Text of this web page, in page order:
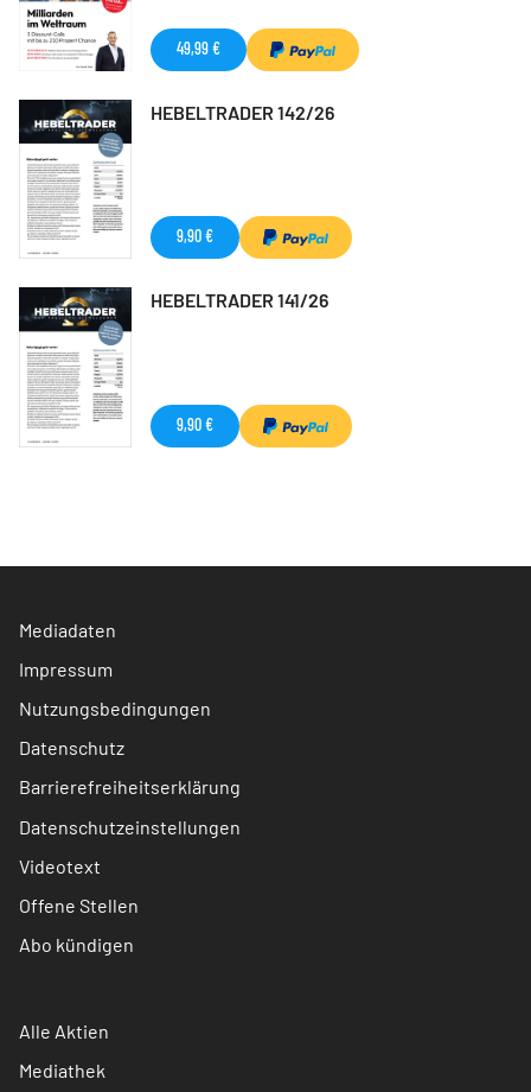
49,99 €
HEBELTRADER 142/26
9,90 €
HEBELTRADER 141/26
9,90 €
Mediadaten
Impressum
Nutzungsbedingungen
Datenschutz
Barrierefreiheitserklärung
Datenschutzeinstellungen
Videotext
Offene Stellen
Abo kündigen
Alle Aktien
Mediathek